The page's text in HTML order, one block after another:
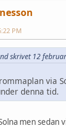
PM
skrivet 12
via
denna tid.
men sedan